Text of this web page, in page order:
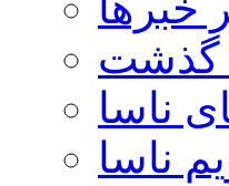
گذشت
ناسا
ناسا